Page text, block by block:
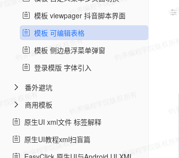
模板 viewpager 抖音脚本界面
模板 可编辑表格
模板 侧边悬浮菜单弹窗
登录模版 字体引入
番外避坑
商用模板
原生UI xml文件 标签解释
原生UI教程xml扫盲篇